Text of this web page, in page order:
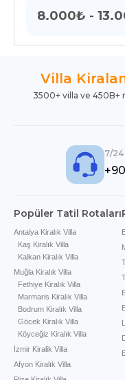
8.000₺ -
Villa
3500+ villa ve 450B+
7/
Popüler Tatil Rotaları
Antalya Kiralık Villa
Kaş Kiralık Villa
Kalkan Kiralık Villa
Muğla Kiralık Villa
Fethiye Kiralık Villa
Marmaris Kiralık Villa
Bodrum Kiralık Villa
Göcek Kiralık Villa
Köyceğiz Kiralık Villa
İzmir Kiralik Villa
Afyon Kiralık Villa